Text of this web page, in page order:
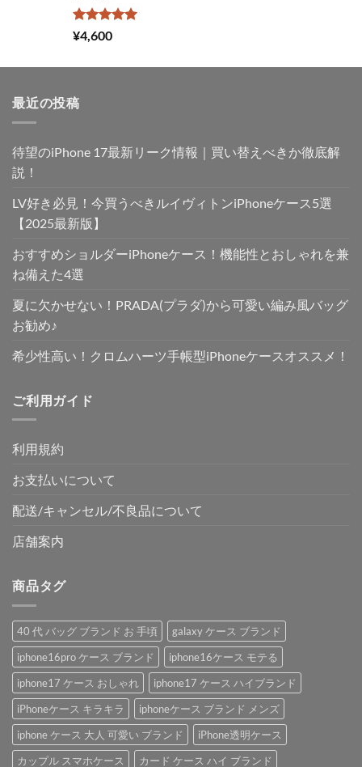
5段階中
5.00
¥4,600
最近の投稿
待望のiPhone 17最新リーク情報｜買い替えべきか徹底解
説！
LV好き必見！今買うべきルイヴィトンiPhoneケース5選
【2025最新版】
おすすめショルダーiPhoneケース！機能性とおしゃれを兼
ね備えた4選
夏に欠かせない！PRADA(プラダ)から可愛い編み風バッグ
お勧め♪
希少性高い！クロムハーツ手帳型iPhoneケースオススメ！
ご利用ガイド
利用規約
お支払いについて
配送/キャンセル/不良品について
店舗案内
商品タグ
40 代 バッグ ブランド お 手頃
galaxy ケース ブランド
iphone16pro ケース ブランド
iphone16ケース モテる
iphone17 ケース おしゃれ
iphone17 ケース ハイブランド
iPhoneケース キラキラ
iphoneケース ブランド メンズ
iphone ケース 大人 可愛い ブランド
iPhone透明ケース
カップル スマホケース
カード ケース ハイ ブランド